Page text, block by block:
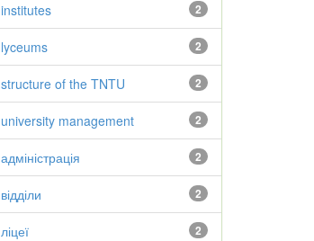
2
institutes
2
lyceums
2
structure of the TNTU
2
university management
2
адміністрація
2
відділи
2
ліцеї